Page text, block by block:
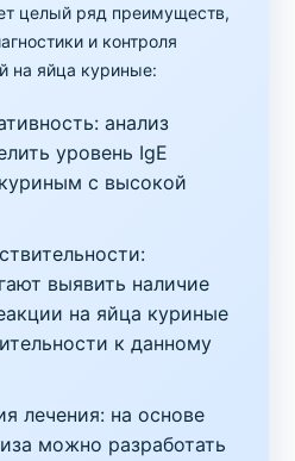
целый ряд преимуществ,
и контроля
на яйца куриные:
анализ
уровень IgE
с высокой
выявить наличие
на яйца куриные
к данному
лечения: на основе
можно разработать